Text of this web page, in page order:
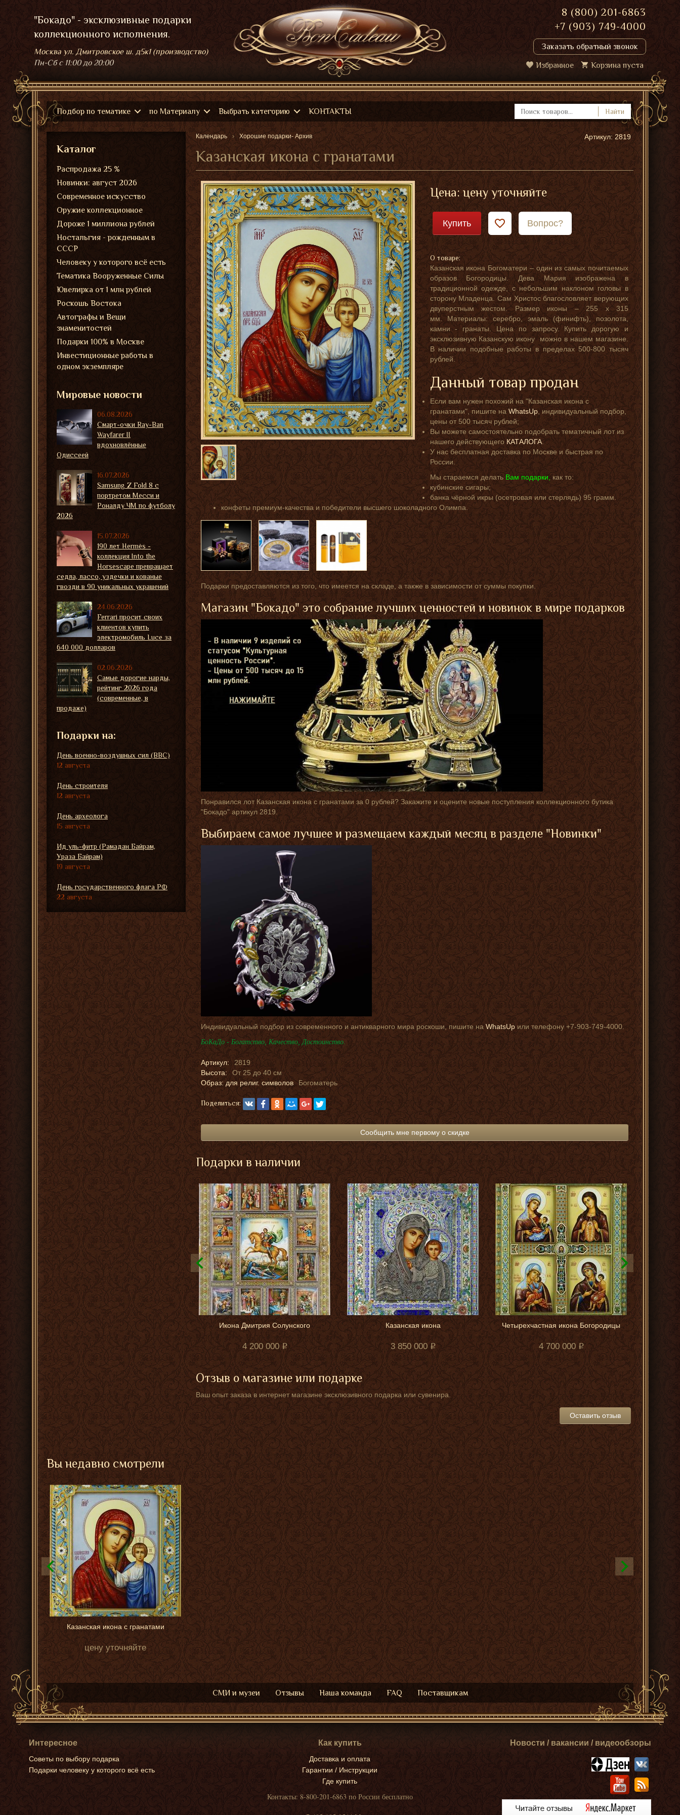
"Бокадо" - эксклюзивные подарки
коллекционного исполнения.
Москва ул. Дмитровское ш. д5к1 (производство)
Пн-Сбс 11:00 до 20:00
8 (800) 201-6863
+7 (903) 749-4000
Заказать обратный звонок
Избранное Корзина пуста
Подбор по тематике по Материалу Выбрать категорию КОНТАКТЫ Найти
Календарь Хорошие подарки- Архив
Казанская икона с гранатами
Артикул: 2819
Цена: цену уточняйте
Купить Вопрос?
О товаре:
Казанская икона Богоматери – один из самых почитаемых
образов Богородицы. Дева Мария изображена в
традиционной одежде, с небольшим наклоном головы в
сторону Младенца. Сам Христос благословляет верующих
двуперстным жестом. Размер иконы – 255 х 315
мм. Материалы: серебро, эмаль (финифть), позолота,
камни - гранаты. Цена по запросу. Купить дорогую и
эксклюзивную Казанскую икону можно в нашем магазине.
В наличии подобные работы в пределах 500-800 тысяч
рублей.
Данный товар продан
Если вам нужен похожий на "Казанская икона с
гранатами", пишите наWhatsUp, индивидуальный подбор,
цены от 500 тысяч рублей;
Вы можете самостоятельно подобрать тематичный лот из
нашего действующегоКАТАЛОГА.
У нас бесплатная доставка по Москве и быстрая по
России.
Мы стараемся делатьВам подарки,как то:
кубинские сигары;
банка чёрной икры (осетровая или стерлядь) 95 грамм.
конфеты премиум-качества и победители высшего шоколадного Олимпа.
Подарки предоставляются из того, что имеется на складе, а также в зависимости от суммы покупки.
Магазин "Бокадо" это собрание лучших ценностей и новинок в мире подарков
Понравился лот Казанская икона с гранатами за 0 рублей? Закажите и оцените новые поступления коллекционного бутика
"Бокадо" артикул 2819.
Выбираем самое лучшее и размещаем каждый месяц в разделе "Новинки"
Индивидуальный подбор из современного и антикварного мира роскоши, пишите на WhatsUpили телефону +7-903-749-4000.
БоКаДо - Богатство, Качество, Достоинство.
Артикул:
2819
Высота:
От 25 до 40 см
Образ: для религ. символов
Богоматерь
Поделиться:
Сообщить мне первому о скидке
Подарки в наличии
Икона Дмитрия Солунского
4 200 000
Казанская икона
3 850 000
Четырехчастная икона Богородицы
4 700 000
Отзыв о магазине или подарке
Ваш опыт заказа в интернет магазине эксклюзивного подарка или сувенира.
Оставить отзыв
Каталог
Распродажа 25 %
Новинки: август 2026
Современное искусство
Оружие коллекционное
Дороже 1 миллиона рублей
Ностальгия - рожденным в
СССР
Человеку у которого всё есть
Тематика Вооруженные Силы
Ювелирка от 1 млн рублей
Роскошь Востока
Автографы и Вещи
знаменитостей
Подарки 100% в Москве
Инвестиционные работы в
одном экземпляре
Мировые новости
06.08.2026
Смарт-очки Ray-Ban
Wayfarer II
вдохновлённые
Одиссеей
16.07.2026
Samsung Z Fold 8 с
портретом Месси и
Роналду ЧМ по футболу
2026
15.07.2026
190 лет Hermès -
коллекция Into the
Horsescape превращает
седла, лассо, уздечки и кованые
гвозди в 90 уникальных украшений
24.06.2026
Ferrari просит своих
клиентов купить
электромобиль Luce за
640 000 долларов
02.06.2026
Самые дорогие нарды,
рейтинг 2026 года
(современные, в
продаже)
Подарки на:
День военно-воздушных сил (ВВС)
12 августа
День строителя
12 августа
День археолога
15 августа
Ид уль-фитр (Рамадан Байрам,
Ураза Байрам)
19 августа
День государственного флага РФ
22 августа
Вы недавно смотрели
Казанская икона с гранатами
цену уточняйте
СМИ и музеи Отзывы Наша команда FAQ Поставщикам
Интересное
Советы по выбору подарка
Подарки человеку у которого всё есть
Как купить
Доставка и оплата
Гарантии / Инструкции
Где купить
Контакты: 8-800-201-6863 по России бесплатно
Новости / вакансии / видеообзоры